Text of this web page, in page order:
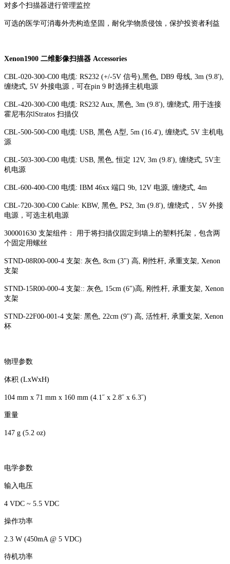
对多个扫描器进行管理监控
可选的医学可消毒外壳构造坚固，耐化学物质侵蚀，保护投资者利益
Xenon1900 二维影像扫描器 Accessories
CBL-020-300-C00 电缆: RS232 (+/-5V 信号),黑色, DB9 母线, 3m (9.8'),
缠绕式, 5V 外接电源，可在pin 9 时选择主机电源
CBL-420-300-C00 电缆: RS232 Aux, 黑色, 3m (9.8'), 缠绕式, 用于连接
霍尼韦尔lStratos 扫描仪
CBL-500-500-C00 电缆: USB, 黑色 A型, 5m (16.4'), 缠绕式, 5V 主机电
源
CBL-503-300-C00 电缆: USB, 黑色, 恒定 12V, 3m (9.8'), 缠绕式, 5V主
机电源
CBL-600-400-C00 电缆: IBM 46xx 端口 9b, 12V 电源, 缠绕式, 4m
CBL-720-300-C00 Cable: KBW, 黑色, PS2, 3m (9.8'), 缠绕式， 5V 外接
电源，可选主机电源
300001630 支架组件： 用于将扫描仪固定到墙上的塑料托架，包含两
个固定用螺丝
STND-08R00-000-4 支架: 灰色, 8cm (3") 高, 刚性杆, 承重支架, Xenon
支架
STND-15R00-000-4 支架:: 灰色, 15cm (6")高, 刚性杆, 承重支架, Xenon
支架
STND-22F00-001-4 支架: 黑色, 22cm (9") 高, 活性杆, 承重支架, Xenon
杯
物理参数
体积 (LxWxH)
104 mm x 71 mm x 160 mm (4.1˝ x 2.8˝ x 6.3˝)
重量
147 g (5.2 oz)
电学参数
输入电压
4 VDC ~ 5.5 VDC
操作功率
2.3 W (450mA @ 5 VDC)
待机功率